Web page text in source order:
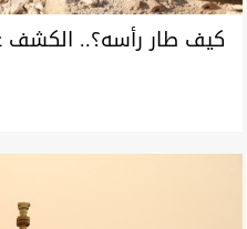
كيف طار رأسه؟.. الكشف